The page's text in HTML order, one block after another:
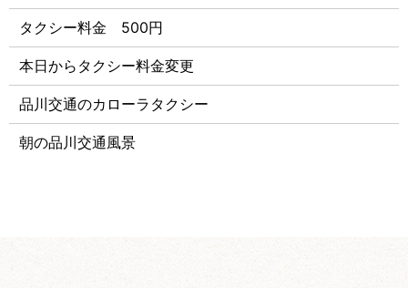
タクシー料金 500円
本日からタクシー料金変更
品川交通のカローラタクシー
朝の品川交通風景